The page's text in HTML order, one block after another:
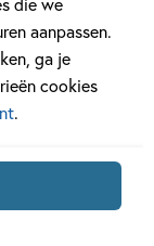
aanpassen.
ga je
cookies
.
Loco
kind!
Lees meer